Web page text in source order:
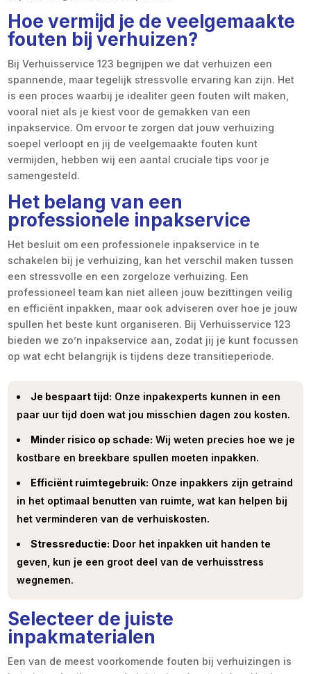
Hoe vermijd je de veelgemaakte
fouten bij verhuizen?
Bij Verhuisservice 123 begrijpen we dat verhuizen een
spannende, maar tegelijk stressvolle ervaring kan zijn. Het
is een proces waarbij je idealiter geen fouten wilt maken,
vooral niet als je kiest voor de gemakken van een
inpakservice. Om ervoor te zorgen dat jouw verhuizing
soepel verloopt en jij de veelgemaakte fouten kunt
vermijden, hebben wij een aantal cruciale tips voor je
samengesteld.
Het belang van een
professionele inpakservice
Het besluit om een professionele inpakservice in te
schakelen bij je verhuizing, kan het verschil maken tussen
een stressvolle en een zorgeloze verhuizing. Een
professioneel team kan niet alleen jouw bezittingen veilig
en efficiënt inpakken, maar ook adviseren over hoe je jouw
spullen het beste kunt organiseren. Bij Verhuisservice 123
bieden we zo’n inpakservice aan, zodat jij je kunt focussen
op wat echt belangrijk is tijdens deze transitieperiode.
Je bespaart tijd: Onze inpakexperts kunnen in een
paar uur tijd doen wat jou misschien dagen zou kosten.
Minder risico op schade: Wij weten precies hoe we je
kostbare en breekbare spullen moeten inpakken.
Efficiënt ruimtegebruik: Onze inpakkers zijn getraind
in het optimaal benutten van ruimte, wat kan helpen bij
het verminderen van de verhuiskosten.
Stressreductie: Door het inpakken uit handen te
geven, kun je een groot deel van de verhuisstress
wegnemen.
Selecteer de juiste
inpakmaterialen
Een van de meest voorkomende fouten bij verhuizingen is